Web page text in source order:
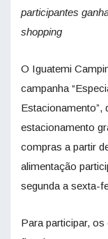
participantes
shopping
O Iguatemi
campanha
Estacionamento”,
estacionamento
compras a partir
alimentação
segunda a sexta-
Para participar,